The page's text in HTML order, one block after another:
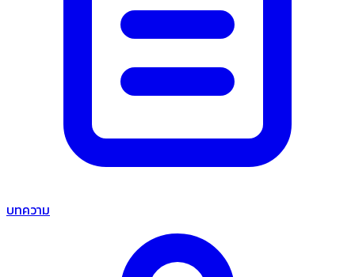
บทความ